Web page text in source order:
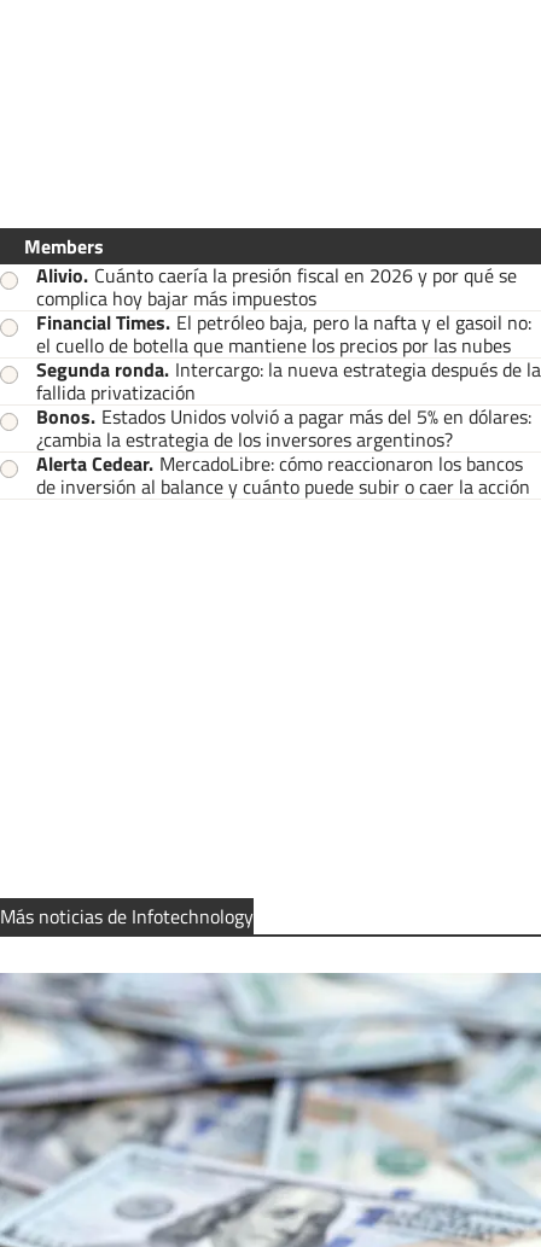
Members
Alivio. Cuánto caería la presión fiscal en 2026 y por qué se
complica hoy bajar más impuestos
Financial Times. El petróleo baja, pero la nafta y el gasoil no:
el cuello de botella que mantiene los precios por las nubes
Segunda ronda. Intercargo: la nueva estrategia después de la
fallida privatización
Bonos. Estados Unidos volvió a pagar más del 5% en dólares:
¿cambia la estrategia de los inversores argentinos?
Alerta Cedear. MercadoLibre: cómo reaccionaron los bancos
de inversión al balance y cuánto puede subir o caer la acción
Más noticias de Infotechnology